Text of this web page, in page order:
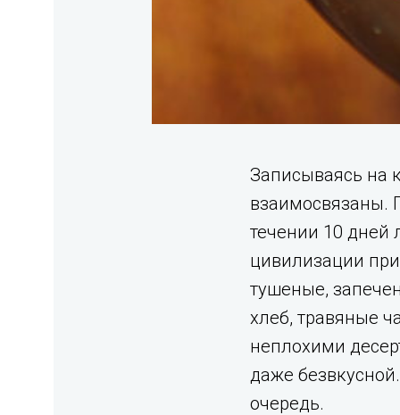
Записываясь на
взаимосвязаны.
течении 10 дней
цивилизации
тушеные,
хлеб, травяные
неплохими
даже
очередь.